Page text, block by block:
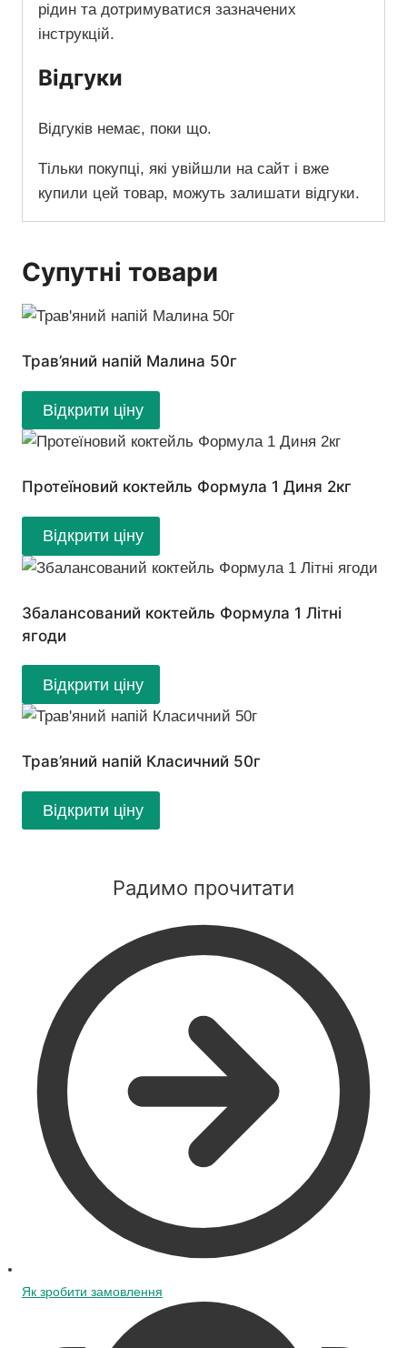
рідин та дотримуватися зазначених
інструкцій.
Відгуки
Відгуків немає, поки що.
Тільки покупці, які увійшли на сайт і вже
купили цей товар, можуть залишати відгуки.
Супутні товари
Трав’яний напій Малина 50г
Відкрити ціну
Протеїновий коктейль Формула 1 Диня 2кг
Відкрити ціну
Збалансований коктейль Формула 1 Літні
ягоди
Відкрити ціну
Трав’яний напій Класичний 50г
Відкрити ціну
Радимо прочитати
Як зробити замовлення